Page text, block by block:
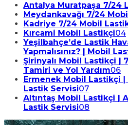
Antalya Muratpaşa 7/24
Meydankavağı 7/24
Kadriye 7/24 Mobil
Kırcami Mobil Lastikçi04
Yeşilbahçe’de Lastik
Yapmalısınız? | Mobil
Şirinyalı Mobil Lastikçi |
Tamiri ve Yol Yardım06
Ermenek Mobil Lastikçi
Lastik Servisi07
Altıntaş Mobil Lastikçi |
Lastik Servisi08